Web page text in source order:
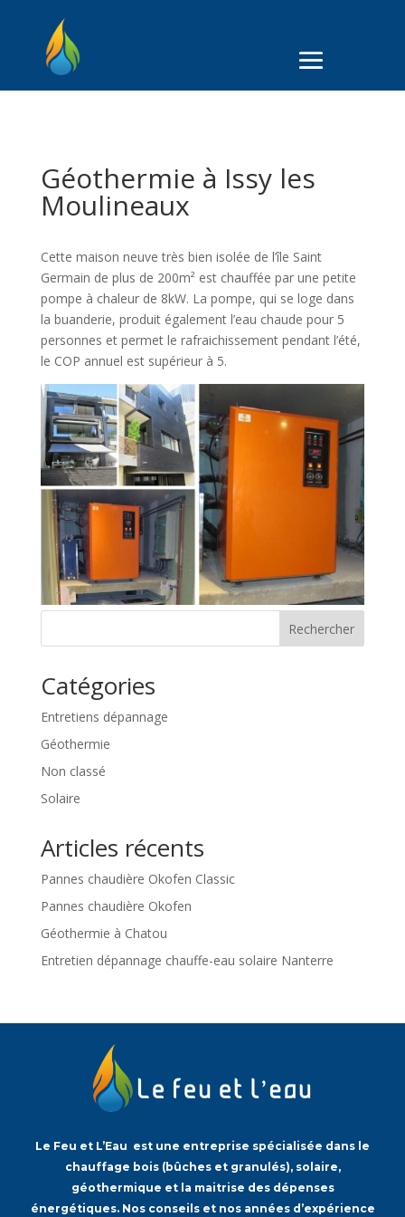
Géothermie à Issy les
Moulineaux
Cette maison neuve très bien isolée de l’île Saint
Germain de plus de 200m² est chauffée par une petite
pompe à chaleur de 8kW. La pompe, qui se loge dans
la buanderie, produit également l’eau chaude pour 5
personnes et permet le rafraichissement pendant l’été,
le COP annuel est supérieur à 5.
Rechercher
Catégories
Entretiens dépannage
Géothermie
Non classé
Solaire
Articles récents
Pannes chaudière Okofen Classic
Pannes chaudière Okofen
Géothermie à Chatou
Entretien dépannage chauffe-eau solaire Nanterre
Le Feu et L’Eau est une entreprise spécialisée dans le
chauffage bois (bûches et granulés), solaire,
géothermique et la maitrise des dépenses
énergétiques. Nos conseils et nos années d’expérience